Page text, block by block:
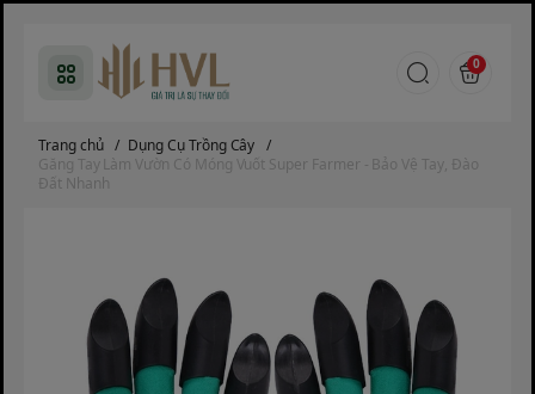
0
Trang chủ / Dụng Cụ Trồng Cây /
Găng Tay Làm Vườn Có Móng Vuốt Super Farmer - Bảo Vệ Tay, Đào
Đất Nhanh